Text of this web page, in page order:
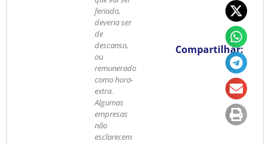
feriado,
deveria ser
de
descanso,
ou
remunerado
como hora-
extra.
Algumas
empresas
não
esclarecem
Compartilhar: